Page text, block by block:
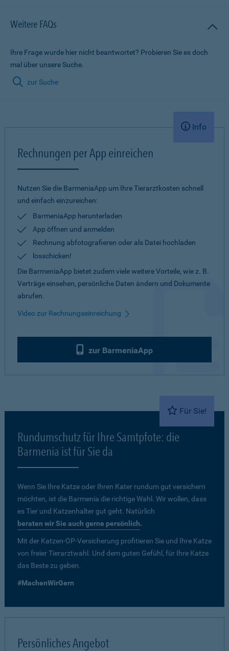
Weitere FAQs
Ihre Frage wurde hier nicht beantwortet? Probieren Sie es doch
mal über unsere Suche.
zur Suche
Info
Rechnungen per App einreichen
Nutzen Sie die BarmeniaApp um Ihre Tierarztkosten schnell
und einfach einzureichen:
BarmeniaApp herunterladen
App öffnen und anmelden
Rechnung abfotografieren oder als Datei hochladen
losschicken!
Die BarmeniaApp bietet zudem viele weitere Vorteile, wie z. B.
Verträge einsehen, persönliche Daten ändern und Dokumente
abrufen.
Video zur Rechnungseinreichung
zur BarmeniaApp
Für Sie!
Rundumschutz für Ihre Samtpfote: die
Barmenia ist für Sie da
Wenn Sie Ihre Katze oder Ihren Kater rundum gut versichern
möchten, ist die Barmenia die richtige Wahl. Wir wollen, dass
es Tier und Katzenhalter gut geht. Natürlich
beraten wir Sie auch gerne persönlich.
Mit der Katzen-OP-Versicherung profitieren Sie und Ihre Katze
von freier Tierarztwahl. Und dem guten Gefühl, für Ihre Katze
das Beste zu geben.
#MachenWirGern
Persönliches Angebot